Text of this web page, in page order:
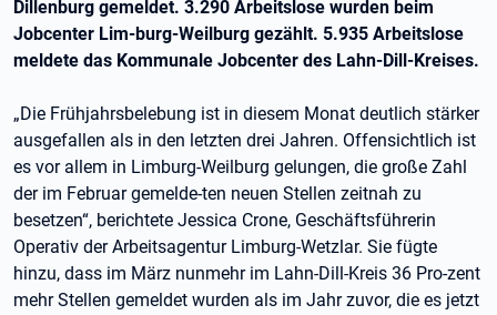
Dillenburg gemeldet. 3.290 Arbeitslose wurden beim
Jobcenter Lim-burg-Weilburg gezählt. 5.935 Arbeitslose
meldete das Kommunale Jobcenter des Lahn-Dill-Kreises.
„Die Frühjahrsbelebung ist in diesem Monat deutlich stärker
ausgefallen als in den letzten drei Jahren. Offensichtlich ist
es vor allem in Limburg-Weilburg gelungen, die große Zahl
der im Februar gemelde-ten neuen Stellen zeitnah zu
besetzen“, berichtete Jessica Crone, Geschäftsführerin
Operativ der Arbeitsagentur Limburg-Wetzlar. Sie fügte
hinzu, dass im März nunmehr im Lahn-Dill-Kreis 36 Pro-zent
mehr Stellen gemeldet wurden als im Jahr zuvor, die es jetzt